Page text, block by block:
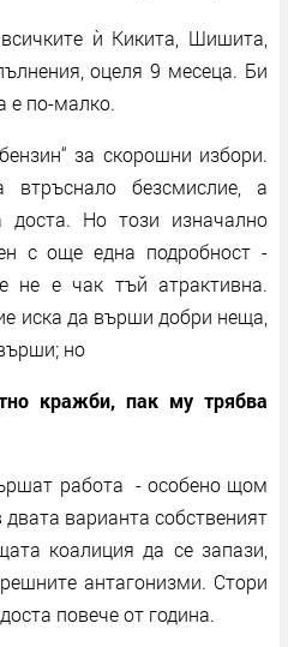
ѝ Кикита, Шишита,
оцеля 9 месеца. Би
е по-малко.
за скорошни избори.
безсмислие, а
доста. Но този изначално
с още една подробност -
не е чак тъй атрактивна.
иска да върши добри неща,
но
кражби, пак му трябва
работа - особено щом
варианта собственият
коалиция да се запази,
антагонизми. Стори
повече от година.